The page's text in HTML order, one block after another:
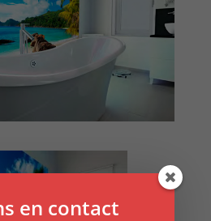
en contact